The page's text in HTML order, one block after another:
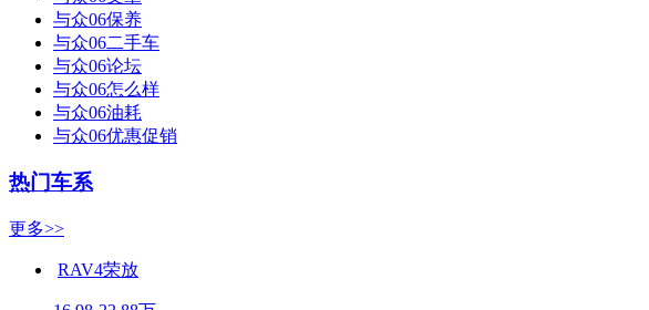
与众06保养
与众06二手车
与众06论坛
与众06怎么样
与众06油耗
与众06优惠促销
热门车系
更多>>
RAV4荣放